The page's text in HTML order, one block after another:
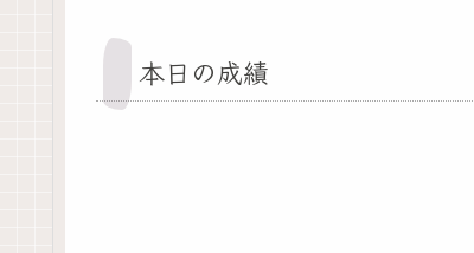
本日の成績